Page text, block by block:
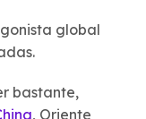
global
bastante,
, Oriente